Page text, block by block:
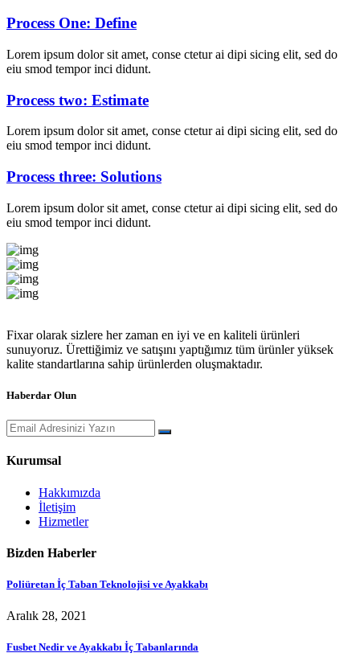
Process One: Define
Lorem ipsum dolor sit amet, conse ctetur ai dipi sicing elit, sed do
eiu smod tempor inci didunt.
Process two: Estimate
Lorem ipsum dolor sit amet, conse ctetur ai dipi sicing elit, sed do
eiu smod tempor inci didunt.
Process three: Solutions
Lorem ipsum dolor sit amet, conse ctetur ai dipi sicing elit, sed do
eiu smod tempor inci didunt.
Fixar olarak sizlere her zaman en iyi ve en kaliteli ürünleri
sunuyoruz. Ürettiğimiz ve satışını yaptığımız tüm ürünler yüksek
kalite standartlarına sahip ürünlerden oluşmaktadır.
Haberdar Olun
Kurumsal
Hakkımızda
İletişim
Hizmetler
Bizden Haberler
Poliüretan İç Taban Teknolojisi ve Ayakkabı
Aralık 28, 2021
Fusbet Nedir ve Ayakkabı İç Tabanlarında